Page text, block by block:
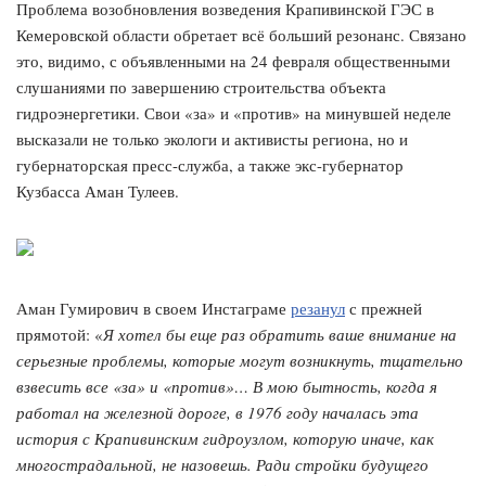
Проблема возобновления возведения Крапивинской ГЭС в
Кемеровской области обретает всё больший резонанс. Связано
это, видимо, с объявленными на 24 февраля общественными
слушаниями по завершению строительства объекта
гидроэнергетики. Свои «за» и «против» на минувшей неделе
высказали не только экологи и активисты региона, но и
губернаторская пресс-служба, а также экс-губернатор
Кузбасса Аман Тулеев.
Аман Гумирович в своем Инстаграме резанул с прежней
прямотой: «Я хотел бы еще раз обратить ваше внимание на
серьезные проблемы, которые могут возникнуть, тщательно
взвесить все «за» и «против»… В мою бытность, когда я
работал на железной дороге, в 1976 году началась эта
история с Крапивинским гидроузлом, которую иначе, как
многострадальной, не назовешь. Ради стройки будущего